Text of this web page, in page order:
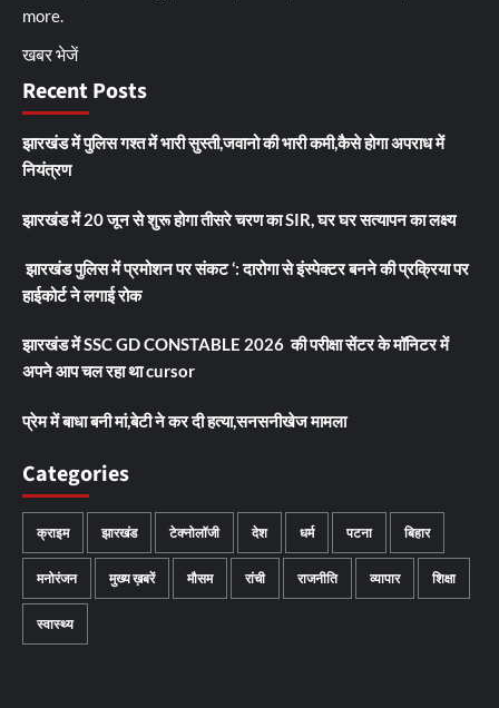
more.
खबर भेजें
Recent Posts
झारखंड में पुलिस गश्त में भारी सुस्ती,जवानो की भारी कमी,कैसे होगा अपराध में
नियंत्रण
झारखंड में 20 जून से शुरू होगा तीसरे चरण का SIR, घर घर सत्यापन का लक्ष्य
झारखंड पुलिस में प्रमोशन पर संकट ‘: दारोगा से इंस्पेक्टर बनने की प्रक्रिया पर
हाईकोर्ट ने लगाई रोक
झारखंड में SSC GD CONSTABLE 2026 की परीक्षा सेंटर के मॉनिटर में
अपने आप चल रहा था cursor
प्रेम में बाधा बनी मां,बेटी ने कर दी हत्या,सनसनीखेज मामला
Categories
क्राइम झारखंड टेक्नोलॉजी देश धर्म पटना बिहार
मनोरंजन मुख्य ख़बरें मौसम रांची राजनीति व्यापार शिक्षा
स्वास्थ्य